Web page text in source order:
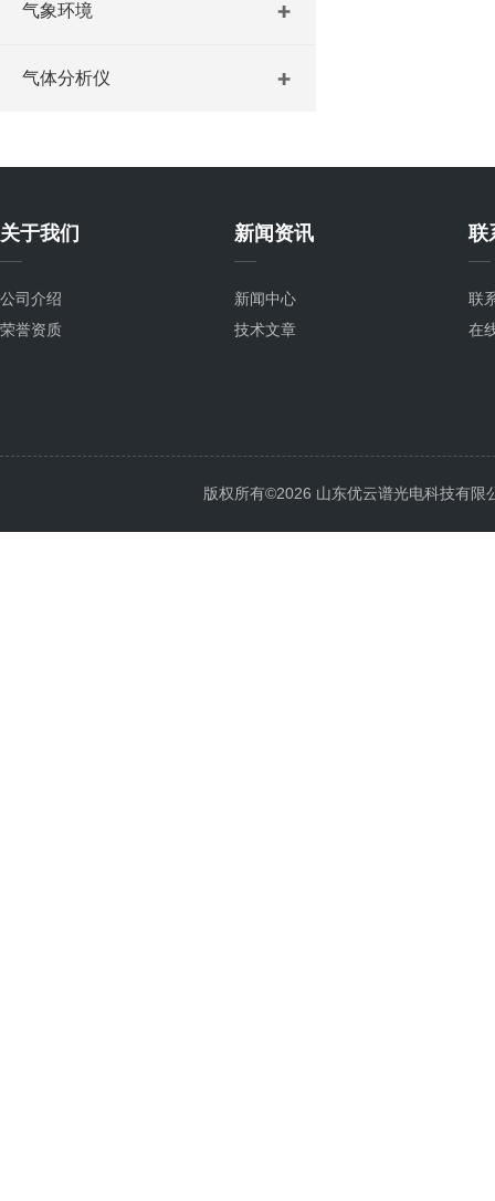
气象环境
气体分析仪
关于我们
公司介绍
荣誉资质
新闻资讯
新闻中心
技术文章
联
联
在
版权所有©2026 山东优云谱光电科技有